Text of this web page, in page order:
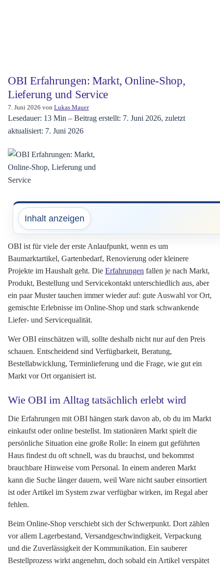
OBI Erfahrungen: Markt, Online-Shop,
Lieferung und Service
7. Juni 2026 von Lukas Mauer
Lesedauer: 13 Min – Beitrag erstellt: 7. Juni 2026, zuletzt
aktualisiert: 7. Juni 2026
Inhalt anzeigen
OBI ist für viele der erste Anlaufpunkt, wenn es um
Baumarktartikel, Gartenbedarf, Renovierung oder kleinere
Projekte im Haushalt geht. Die Erfahrungen fallen je nach Markt,
Produkt, Bestellung und Servicekontakt unterschiedlich aus, aber
ein paar Muster tauchen immer wieder auf: gute Auswahl vor Ort,
gemischte Erlebnisse im Online-Shop und stark schwankende
Liefer- und Servicequalität.
Wer OBI einschätzen will, sollte deshalb nicht nur auf den Preis
schauen. Entscheidend sind Verfügbarkeit, Beratung,
Bestellabwicklung, Terminlieferung und die Frage, wie gut ein
Markt vor Ort organisiert ist.
Wie OBI im Alltag tatsächlich erlebt wird
Die Erfahrungen mit OBI hängen stark davon ab, ob du im Markt
einkaufst oder online bestellst. Im stationären Markt spielt die
persönliche Situation eine große Rolle: In einem gut geführten
Haus findest du oft schnell, was du brauchst, und bekommst
brauchbare Hinweise vom Personal. In einem anderen Markt
kann die Suche länger dauern, weil Ware nicht sauber einsortiert
ist oder Artikel im System zwar verfügbar wirken, im Regal aber
fehlen.
Beim Online-Shop verschiebt sich der Schwerpunkt. Dort zählen
vor allem Lagerbestand, Versandgeschwindigkeit, Verpackung
und die Zuverlässigkeit der Kommunikation. Ein sauberer
Bestellprozess wirkt angenehm, doch sobald ein Artikel verspätet